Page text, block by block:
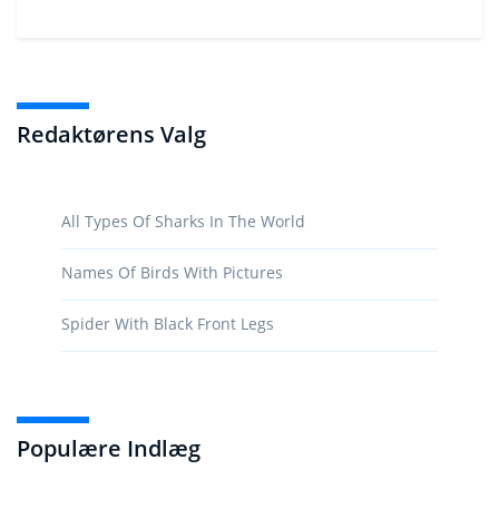
Redaktørens Valg
All Types Of Sharks In The World
Names Of Birds With Pictures
Spider With Black Front Legs
Populære Indlæg